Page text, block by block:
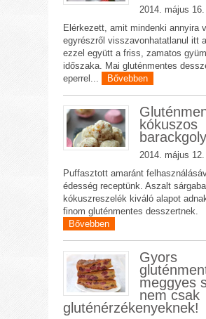
2014. május 16.
Elérkezett, amit mindenki annyira
egyrészről visszavonhatatlanul itt
ezzel együtt a friss, zamatos
időszaka. Mai gluténmentes
eperrel...
Bővebben
kókuszos
2014. május 12.
Puffasztott amaránt
édesség receptünk. Aszalt
kókuszreszelék kiváló alapot
finom gluténmentes desszertnek.
Bővebben
Gyors
meggyes
nem csak
gluténérzékenyeknek!